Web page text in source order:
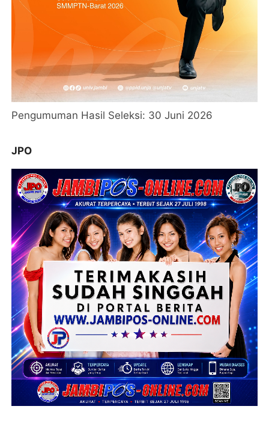
Pengumuman Hasil Seleksi: 30 Juni 2026
JPO